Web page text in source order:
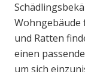
Wohngebäude
und Ratten
einen
um sich